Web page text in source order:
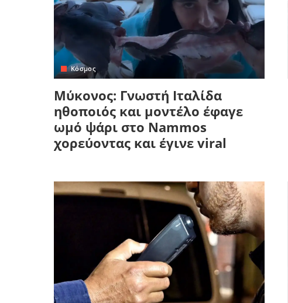
Κόσμος
Μύκονος: Γνωστή Ιταλίδα
ηθοποιός και μοντέλο έφαγε
ωμό ψάρι στο Nammos
χορεύοντας και έγινε viral